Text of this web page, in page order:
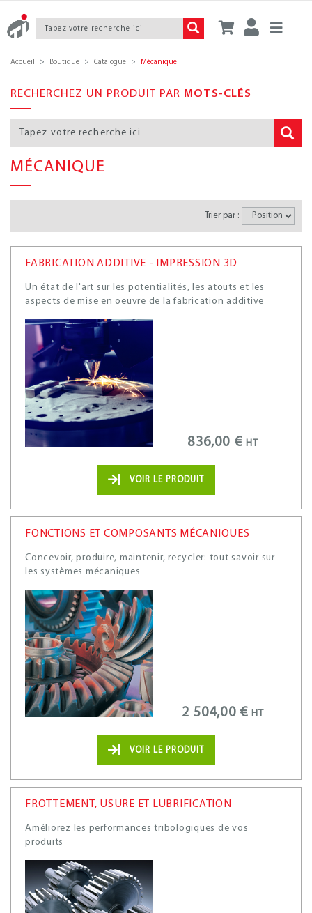
Accueil Boutique Catalogue Mécanique
RECHERCHEZ UN PRODUIT PAR MOTS-CLÉS
MÉCANIQUE
Trier par :
FABRICATION ADDITIVE - IMPRESSION 3D
Un état de l'art sur les potentialités, les atouts et les
aspects de mise en oeuvre de la fabrication additive
836,00 € HT
VOIR LE PRODUIT
FONCTIONS ET COMPOSANTS MÉCANIQUES
Concevoir, produire, maintenir, recycler: tout savoir sur
les systèmes mécaniques
2 504,00 € HT
VOIR LE PRODUIT
FROTTEMENT, USURE ET LUBRIFICATION
Améliorez les performances tribologiques de vos
produits